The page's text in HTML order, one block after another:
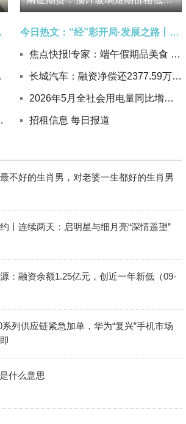
焦点短讯
讯
周减少15%
今日热文：“经”彩开局·发展之路丨新动能加快成长 5月份我国经济发展向新向优
焦点快报!专家：端午假期品美食 需警惕消化道异物风险
长城汽车：融资净偿还2377.59万元，融资余额5.64亿元|今日看点
2026年5月全社会用电量同比增长6.9%
招租信息 每日报道
不好的生肖男，对老婆一生都好的生肖男
丨连续两天：启明星与细月亮“深情遥望”
：融资余额1.25亿元，创近一年新低（09-
系列供应链紧急加单，华为“复兴”手机市场
什么意思